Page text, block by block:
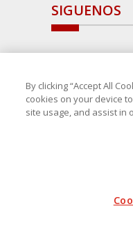
SIGUENOS
Aviso Legal
By clicking “Accept All
cookies on your device
site usage, and assist in